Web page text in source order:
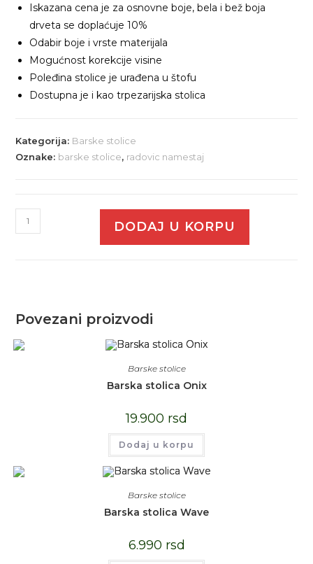
Iskazana cena je za osnovne boje, bela i bež boja
drveta se doplaćuje 10%
Odabir boje i vrste materijala
Mogućnost korekcije visine
Poleđina stolice je urađena u štofu
Dostupna je i kao trpezarijska stolica
Kategorija: Barske stolice
Oznake: barske stolice, radovic namestaj
DODAJ U KORPU
Povezani proizvodi
Barske stolice
Barska stolica Onix
19.900 rsd
Dodaj u korpu
Barske stolice
Barska stolica Wave
6.990 rsd